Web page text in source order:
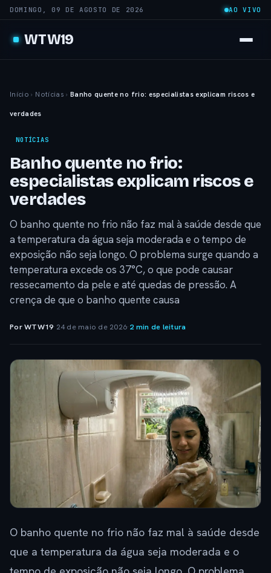
DOMINGO, 09 DE AGOSTO DE 2026 AO VIVO
WTW19
Início › Notícias › Banho quente no frio: especialistas explicam riscos e
verdades
NOTÍCIAS
Banho quente no frio:
especialistas explicam riscos e
verdades
O banho quente no frio não faz mal à saúde desde que
a temperatura da água seja moderada e o tempo de
exposição não seja longo. O problema surge quando a
temperatura excede os 37°C, o que pode causar
ressecamento da pele e até quedas de pressão. A
crença de que o banho quente causa
Por WTW19· 24 de maio de 2026·2 min de leitura
O banho quente no frio não faz mal à saúde desde
que a temperatura da água seja moderada e o